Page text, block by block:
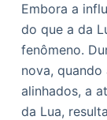
Embora a
do que a da
fenômeno.
nova, quando
alinhados, a
da Lua,